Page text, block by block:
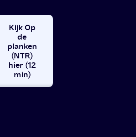
Kijk Op
de
planken
(NTR)
hier (12
min)